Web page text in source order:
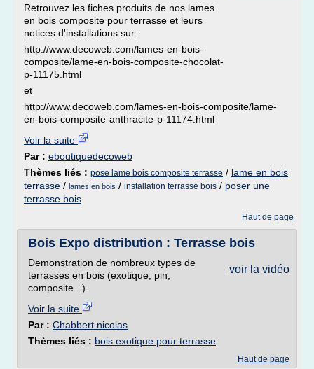
Retrouvez les fiches produits de nos lames
en bois composite pour terrasse et leurs
notices d'installations sur :
http://www.decoweb.com/lames-en-bois-
composite/lame-en-bois-composite-chocolat-
p-11175.html
et
http://www.decoweb.com/lames-en-bois-composite/lame-
en-bois-composite-anthracite-p-11174.html
Voir la suite
Par : eboutiquedecoweb
Thèmes liés : pose lame bois composite terrasse / lame en bois
terrasse / lames en bois / installation terrasse bois / poser une
terrasse bois
Haut de page
Bois Expo distribution : Terrasse bois
voir la vidéo
Demonstration de nombreux types de
terrasses en bois (exotique, pin,
composite...).
Voir la suite
Par : Chabbert nicolas
Thèmes liés : bois exotique pour terrasse
Haut de page